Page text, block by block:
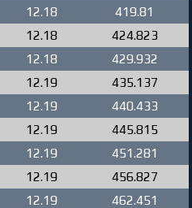
12.18
419.81
12.18
424.823
12.18
429.932
12.19
435.137
12.19
440.433
12.19
445.815
12.19
451.281
12.19
456.827
12.19
462.451